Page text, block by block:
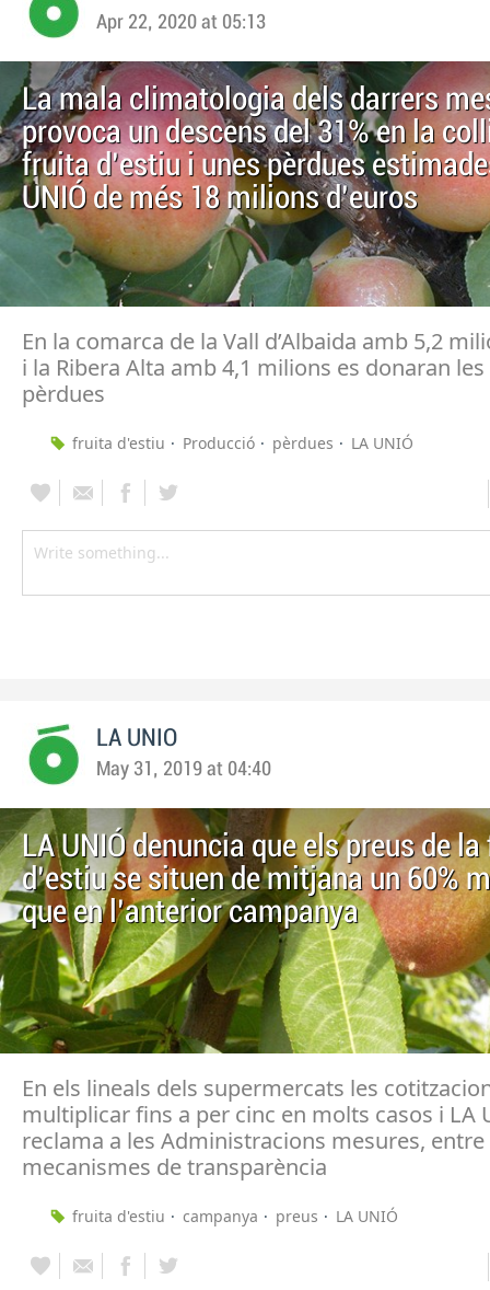
Apr 22, 2020 at 05:13
La mala climatologia dels darrers
provoca un descens del 31% en la
fruita d’estiu i unes pèrdues
UNIÓ de més 18 milions d’euros
En la comarca de la Vall d’Albaida amb 5,2
i la Ribera Alta amb 4,1 milions es donaran
pèrdues
fruita d'estiu Producció pèrdues LA UNIÓ
LA UNIO
May 31, 2019 at 04:40
LA UNIÓ denuncia que els preus de
d’estiu se situen de mitjana un 60%
que en l’anterior campanya
En els lineals dels supermercats les
multiplicar fins a per cinc en molts casos i LA
reclama a les Administracions mesures,
mecanismes de transparència
fruita d'estiu campanya preus LA UNIÓ